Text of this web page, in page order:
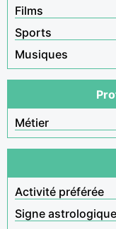
Films
Sports
Musiques
Métier
Activité préférée
Signe astrologique